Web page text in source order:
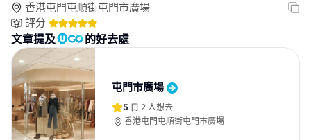
香港屯門屯順街屯門市廣場
評分
文章提及 的好去處
屯門市廣場
5 2 人想去
香港屯門屯順街屯門市廣場